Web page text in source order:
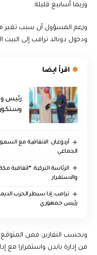
وربما أسابيع قليلة.
وزعم المسؤول أن سبب تغير
ودخول دونالد ترامب إلى
اقرأ ايضا
رئيس
أردوغان: الاتفاقية مع
الجماعي
الرئاسة التركية: “اتفاقية
والاستقرار
ترامب: إذا سيطر الحزب
رئيس جمهوري
وبحسب التقارير، فمن
من إدارة بايدن واستمرارا مع